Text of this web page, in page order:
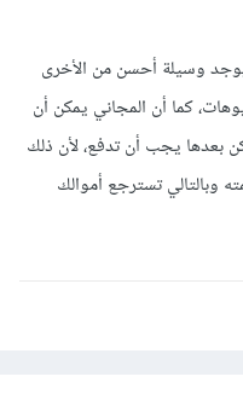
يوجد وسيلة أحسن من الأخرى
كما أن المجاني يمكن أن
بعدها يجب أن تدفع، لأن ذلك
وبالتالي تسترجع أموالك